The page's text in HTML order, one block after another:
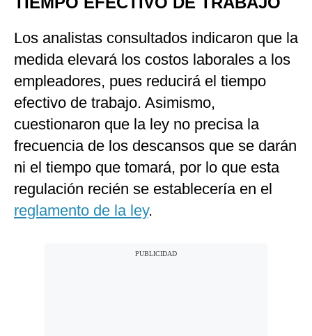
Los analistas consultados indicaron que la
medida elevará los costos laborales a los
empleadores, pues reducirá el tiempo
efectivo de trabajo. Asimismo,
cuestionaron que la ley no precisa la
frecuencia de los descansos que se darán
ni el tiempo que tomará, por lo que esta
regulación recién se establecería en el
reglamento de la ley.